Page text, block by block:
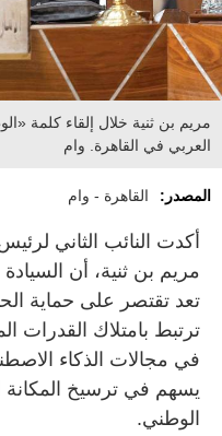
مريم بن ثنية خلال إلقاء كلمة
العربي في القاهرة. وام
المصدر: القاهرة - وام
أكدت النائب الثاني
مريم بن ثنية، أن
تعد تقتصر على حماية
ترتبط بامتلاك القدرات
في مجالات الذكاء
يسهم في ترسيخ المكانة
الوطني.